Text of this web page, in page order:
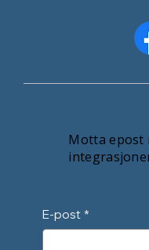
Motta epost
E-post *